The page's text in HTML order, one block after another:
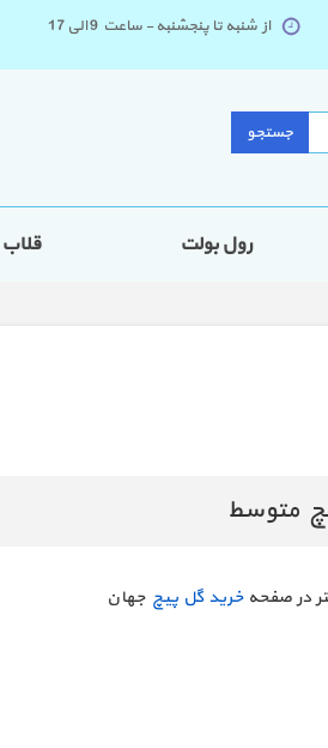
از شنبه تا پنجشنبه - ساعت 9 الی 17
جستجو
رول بولت قلاب
متوسط
در صفحهخرید گل پیچ جهان